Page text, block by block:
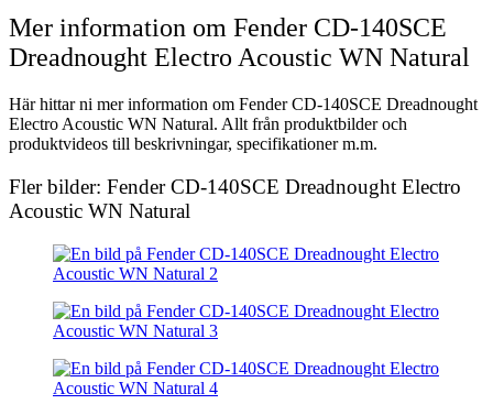
Mer information om Fender CD-140SCE
Dreadnought Electro Acoustic WN Natural
Här hittar ni mer information om Fender CD-140SCE Dreadnought
Electro Acoustic WN Natural. Allt från produktbilder och
produktvideos till beskrivningar, specifikationer m.m.
Fler bilder: Fender CD-140SCE Dreadnought Electro
Acoustic WN Natural